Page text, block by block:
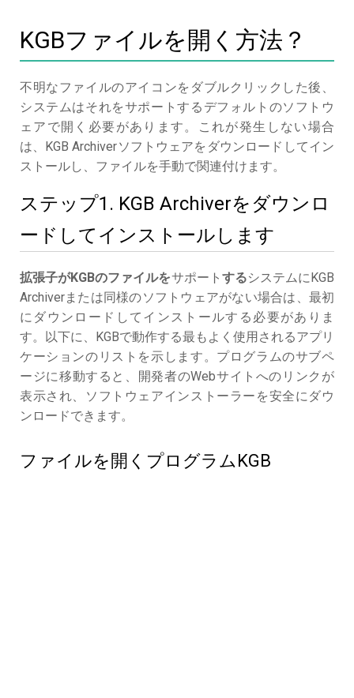
KGBファイルを開く方法？
不明なファイルのアイコンをダブルクリックした後、
システムはそれをサポートするデフォルトのソフトウ
ェアで開く必要があります。これが発生しない場合
は、KGB Archiverソフトウェアをダウンロードしてイン
ストールし、ファイルを手動で関連付けます。
ステップ1. KGB Archiverをダウンロ
ードしてインストールします
拡張子がKGBのファイルをサポート するシステムにKGB
Archiverまたは同様のソフトウェアがない場合は、最初
にダウンロードしてインストールする必要がありま
す。以下に、KGBで動作する最もよく使用されるアプリ
ケーションのリストを示します。プログラムのサブペ
ージに移動すると、開発者のWebサイトへのリンクが
表示され、ソフトウェアインストーラーを安全にダウ
ンロードできます。
ファイルを開くプログラムKGB